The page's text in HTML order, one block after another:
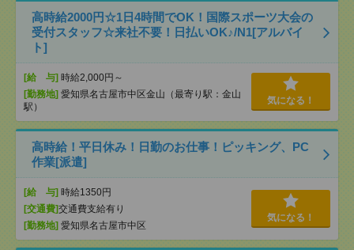
高時給2000円☆1日4時間でOK！国際スポーツ大会の
受付スタッフ☆来社不要！日払いOK♪/N1[アルバイ
ト]
[給 与] 時給2,000円～
[勤務地] 愛知県名古屋市中区金山（最寄り駅：金山
駅）
気になる！
高時給！平日休み！日勤のお仕事！ピッキング、PC
作業[派遣]
[給 与] 時給1350円
[交通費]交通費支給有り
[勤務地] 愛知県名古屋市中区
気になる！